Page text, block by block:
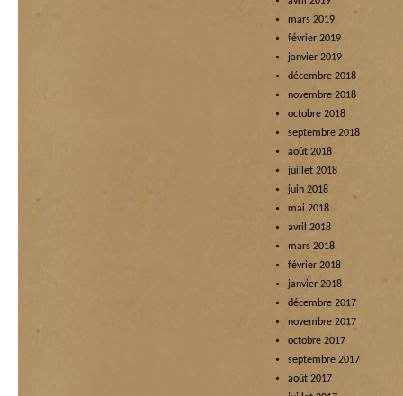
mars 2019
février 2019
janvier 2019
décembre 2018
novembre 2018
octobre 2018
septembre 2018
août 2018
juillet 2018
juin 2018
mai 2018
avril 2018
mars 2018
février 2018
janvier 2018
décembre 2017
novembre 2017
octobre 2017
septembre 2017
août 2017